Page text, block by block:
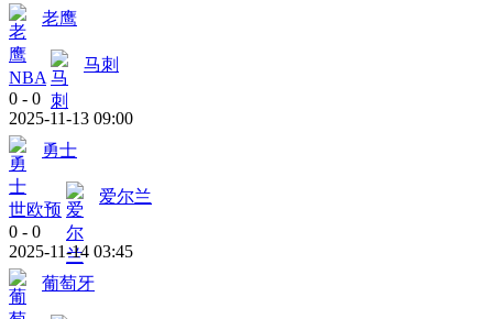
老鹰
NBA
马刺
0 - 0
2025-11-13 09:00
勇士
世欧预
爱尔兰
0 - 0
2025-11-14 03:45
葡萄牙